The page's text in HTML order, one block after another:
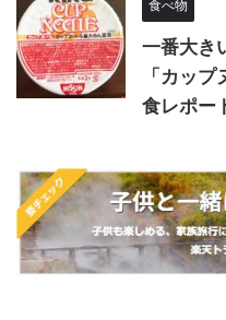
食べ物
一番大き
「カッ
食レポー